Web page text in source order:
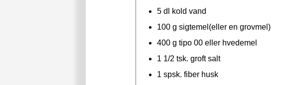
5 dl
kold vand
100 g sigtemel(eller en grovmel)
400 g tipo 00 eller hvedemel
1 1/2 tsk. groft salt
1 spsk. fiber husk